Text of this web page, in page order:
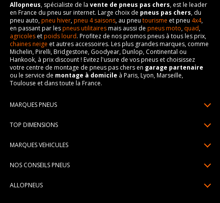
Allopneus, spécialiste de la vente de pneus pas chers, est le leader
en France du pneu sur internet. Large choix de pneus pas chers, du
pneu auto,pneu hiver,pneu 4 saisons, au pneu tourisme et pneu 4x4,
en passant par lespneus utilitairesmais aussi de pneus moto, quad,
agricoles etpoids lourd. Profitez de nos promos pneus à tous les prix,
chaines neige et autres accessoires. Les plus grandes marques, comme
Michelin, Pirelli, Bridgestone, Goodyear, Dunlop, Continental ou
Hankook, à prix discount ! Evitez l'usure de vos pneus et choisissez
votre centre de montage de pneus pas chers en garage partenaire
ou le service de montage à domicile à Paris, Lyon, Marseille,
Toulouse et dans toute la France.
MARQUES PNEUS
Pneus Continental
Pneus Hankook
TOP DIMENSIONS
195/65R15
MARQUES VEHICULES
Peugeot
NOS CONSEILS PNEUS
ALLOPNEUS